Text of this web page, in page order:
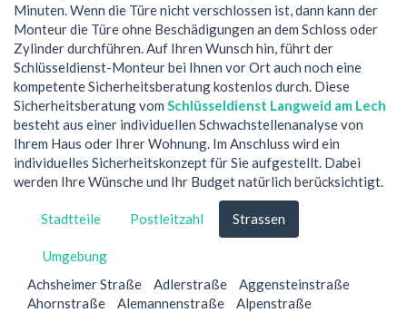
Minuten. Wenn die Türe nicht verschlossen ist, dann kann der
Monteur die Türe ohne Beschädigungen an dem Schloss oder
Zylinder durchführen. Auf Ihren Wunsch hin, führt der
Schlüsseldienst-Monteur bei Ihnen vor Ort auch noch eine
kompetente Sicherheitsberatung kostenlos durch. Diese
Sicherheitsberatung vom Schlüsseldienst Langweid am Lech
besteht aus einer individuellen Schwachstellenanalyse von
Ihrem Haus oder Ihrer Wohnung. Im Anschluss wird ein
individuelles Sicherheitskonzept für Sie aufgestellt. Dabei
werden Ihre Wünsche und Ihr Budget natürlich berücksichtigt.
Stadtteile Postleitzahl Strassen
Umgebung
Achsheimer Straße
Adlerstraße
Aggensteinstraße
Ahornstraße
Alemannenstraße
Alpenstraße